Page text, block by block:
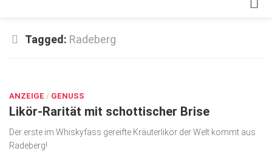
Top Gesundheitsforum Dresden / Ostsachsen
Geschäft
gesund & schön
Gesellschaft
Tagged: Radeberg
ANZEIGE / GENUSS
Likör-Rarität mit schottischer Brise
Der erste im Whiskyfass gereifte Kräuterlikör der Welt kommt aus
Radeberg!